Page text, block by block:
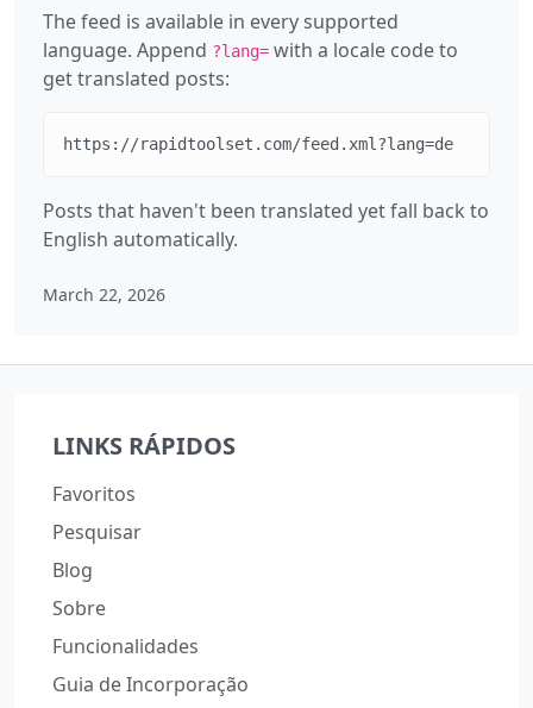
The feed is available in every supported
language. Append ?lang= with a locale code to
get translated posts:
https://rapidtoolset.com/feed.xml?lang=de
Posts that haven't been translated yet fall back to
English automatically.
March 22, 2026
LINKS RÁPIDOS
Favoritos
Pesquisar
Blog
Sobre
Funcionalidades
Guia de Incorporação